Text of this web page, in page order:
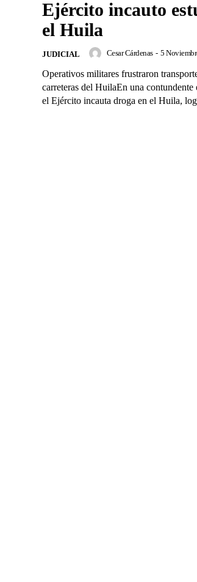
Ejército incauto
el Huila
JUDICIAL Cesar Cárdenas - 5
Operativos militares frustraron
carreteras del HuilaEn una
el Ejército incauta droga en el Huila,